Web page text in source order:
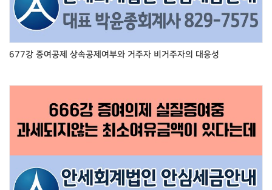
677강 증여공제 상속공제여부와 거주자 비거주자의 대응성